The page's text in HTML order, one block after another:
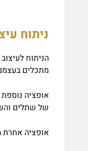
ניתוח
הניתוח
מתכלים
אופציה
של שתלים
אופציה אחרת